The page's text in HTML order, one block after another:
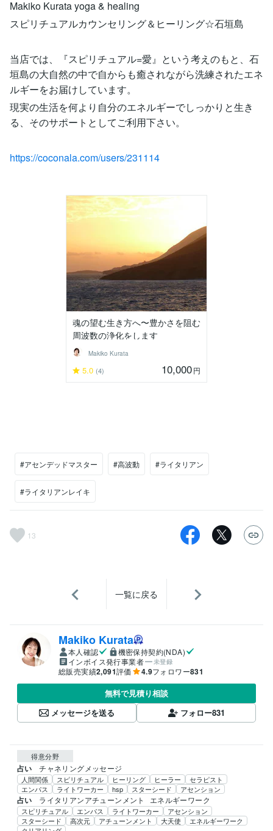
Makiko Kurata yoga & healing
スピリチュアルカウンセリング＆ヒーリング☆石垣島
当店では、『スピリチュアル=愛』という考えのもと、石
垣島の大自然の中で自からも癒されながら洗練されたエネ
ルギーをお届けしています。
現実の生活を何より自分のエネルギーでしっかりと生き
る、そのサポートとしてご利用下さい。
https://coconala.com/users/231114
魂の望む生き方へ〜豊かさを阻む
周波数の浄化をします
Makiko Kurata
5.0 (4) 10,000円
#アセンデッドマスター #高波動 #ライタリアン
#ライタリアンレイキ
13
一覧に戻る
Makiko Kurata
本人確認
機密保持契約(NDA)
インボイス発行事業者
未登録
総販売実績2,091評価 4.9フォロワー831
無料で見積り相談
メッセージを送る
フォロー831
得意分野
占い チャネリングメッセージ
人間関係 スピリチュアル ヒーリング ヒーラー
セラピスト
エンパス
ライトワーカー hsp スターシード アセンション
占い ライタリアンアチューンメント エネルギーワーク
スピリチュアル エンパス ライトワーカー
アセンション
スターシード
高次元 アチューンメント 大天使
エネルギーワーク